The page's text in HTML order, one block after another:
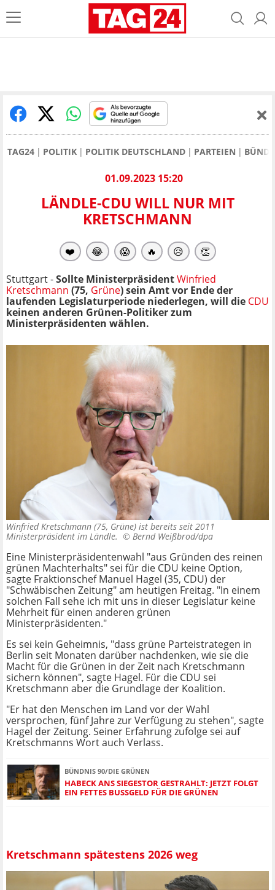
TAG24 POLITIK POLITIK DEUTSCHLAND PARTEIEN
01.09.2023 15:20
LÄNDLE-CDU WILL NUR MIT
KRETSCHMANN
❤️ 😂 😱 🔥 😥 👏
Stuttgart -Sollte MinisterpräsidentWinfried
Kretschmann (75, Grüne) sein Amt vor Ende der
laufenden Legislaturperiode niederlegen, will die CDU
keinen anderen Grünen-Politiker zum
Ministerpräsidenten wählen.
Winfried Kretschmann (75, Grüne) ist bereits seit 2011
Ministerpräsident im Ländle. © Bernd Weißbrod/dpa
Eine Ministerpräsidentenwahl "aus Gründen des reinen
grünen Machterhalts" sei für die CDU keine Option,
sagte Fraktionschef Manuel Hagel (35, CDU) der
"Schwäbischen Zeitung" am heutigen Freitag. "In einem
solchen Fall sehe ich mit uns in dieser Legislatur keine
Mehrheit für einen anderen grünen
Ministerpräsidenten."
Es sei kein Geheimnis, "dass grüne Parteistrategen in
Berlin seit Monaten darüber nachdenken, wie sie die
Macht für die Grünen in der Zeit nach Kretschmann
sichern können", sagte Hagel. Für die CDU sei
Kretschmann aber die Grundlage der Koalition.
"Er hat den Menschen im Land vor der Wahl
versprochen, fünf Jahre zur Verfügung zu stehen", sagte
Hagel der Zeitung. Seiner Erfahrung zufolge sei auf
Kretschmanns Wort auch Verlass.
BÜNDNIS 90/DIE GRÜNEN
HABECK ANS SIEGESTOR GESTRAHLT: JETZT FOLGT
EIN FETTES BUSSGELD FÜR DIE GRÜNEN
Kretschmann spätestens 2026 weg